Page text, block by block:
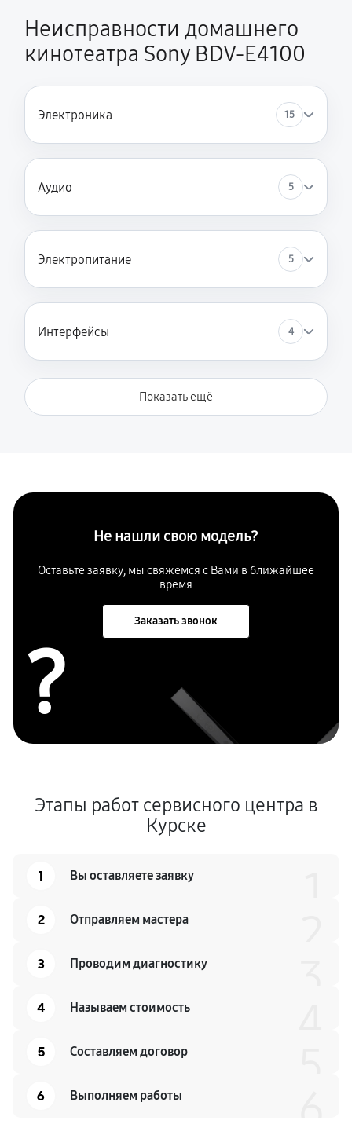
Неисправности домашнего
кинотеатра Sony BDV-E4100
Электроника 15
Аудио 5
Электропитание 5
Интерфейсы 4
Показать ещё
Не нашли свою модель?
Оставьте заявку, мы свяжемся с Вами в ближайшее
время
Заказать звонок
?
Этапы работ сервисного центра в
Курске
1 Вы оставляете заявку
2 Отправляем мастера
3 Проводим диагностику
4 Называем стоимость
5 Составляем договор
6 Выполняем работы